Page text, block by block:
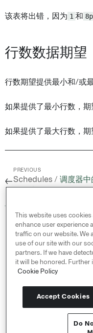
该表将出错，因为 1 和
行数数据期望
行数期望提供最小和/或
如果提供了最小行数，期
如果提供了最大行数，期
←
PREVIOUS
Schedules / 调度器中
© 2026 Palantir
reserved.
Cookies Statement ↗
Privacy Statement ↗
Terms of Use ↗
Do Not Sell or
This website uses
enhance user experience
traffic on our website. We
use of our site with our
partners. If we have
it will be honored. Further
Cookie Policy
Accept Cookies
Do